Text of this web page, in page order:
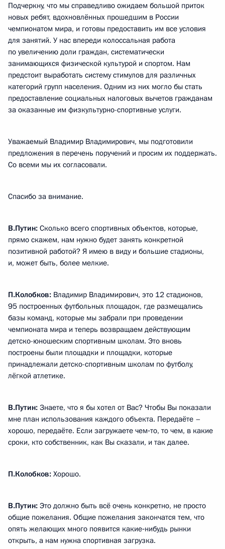
Подчеркну, что мы справедливо ожидаем большой приток
новых ребят, вдохновлённых прошедшим в России
чемпионатом мира, и готовы предоставить им все условия
для занятий. У нас впереди колоссальная работа
по увеличению доли граждан, систематически
занимающихся физической культурой и спортом. Нам
предстоит выработать систему стимулов для различных
категорий групп населения. Одним из них могло бы стать
предоставление социальных налоговых вычетов гражданам
за оказанные им физкультурно-спортивные услуги.
Уважаемый Владимир Владимирович, мы подготовили
предложения в перечень поручений и просим их поддержать.
Со всеми мы их согласовали.
Спасибо за внимание.
В.Путин: Сколько всего спортивных объектов, которые,
прямо скажем, нам нужно будет занять конкретной
позитивной работой? Я имею в виду и большие стадионы,
и, может быть, более мелкие.
П.Колобков: Владимир Владимирович, это 12 стадионов,
95 построенных футбольных площадок, где размещались
базы команд, которые мы забрали при проведении
чемпионата мира и теперь возвращаем действующим
детско-юношеским спортивным школам. Это вновь
построены были площадки и площадки, которые
принадлежали детско-спортивным школам по футболу,
лёгкой атлетике.
В.Путин: Знаете, что я бы хотел от Вас? Чтобы Вы показали
мне план использования каждого объекта. Передаёте –
хорошо, передаёте. Если загружаете чем‑то, то чем, в какие
сроки, кто собственник, как Вы сказали, и так далее.
П.Колобков: Хорошо.
В.Путин: Это должно быть всё очень конкретно, не просто
общие пожелания. Общие пожелания закончатся тем, что
опять желающих много появится какие‑нибудь рынки
открыть, а нам нужна спортивная загрузка.